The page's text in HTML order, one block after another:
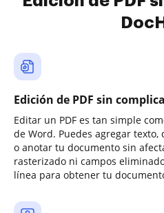
Edición de PDF sin
Editar un PDF es tan simple
de Word. Puedes agregar
o anotar tu documento sin
rasterizado ni campos
línea para obtener tu